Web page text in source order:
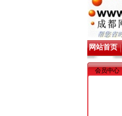
网站首页
会员中心